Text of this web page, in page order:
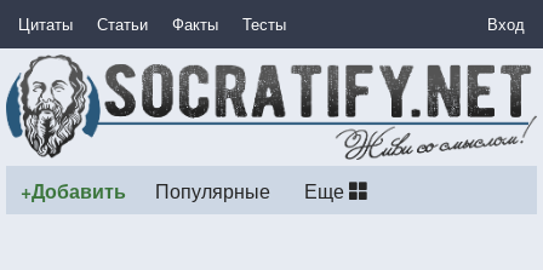
Цитаты Статьи Факты Тесты Вход
+Добавить Популярные Еще